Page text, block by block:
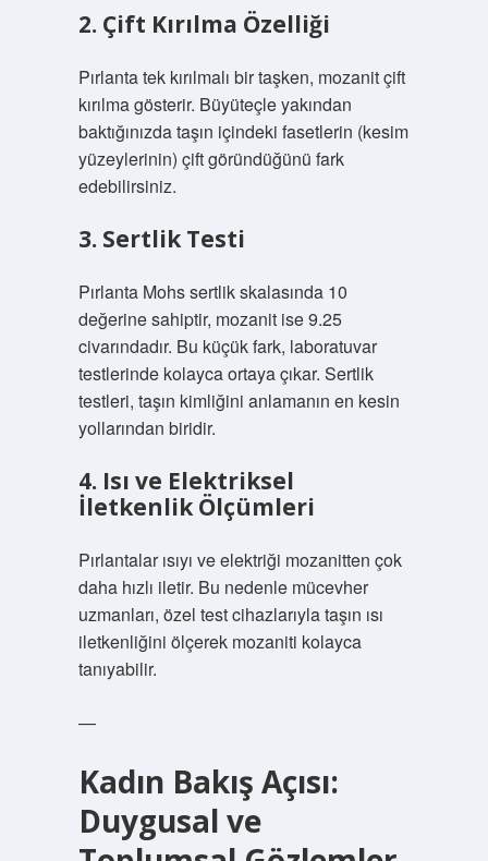
2. Çift Kırılma Özelliği
Pırlanta tek kırılmalı bir taşken, mozanit çift
kırılma gösterir. Büyüteçle yakından
baktığınızda taşın içindeki fasetlerin (kesim
yüzeylerinin) çift göründüğünü fark
edebilirsiniz.
3. Sertlik Testi
Pırlanta Mohs sertlik skalasında 10
değerine sahiptir, mozanit ise 9.25
civarındadır. Bu küçük fark, laboratuvar
testlerinde kolayca ortaya çıkar. Sertlik
testleri, taşın kimliğini anlamanın en kesin
yollarından biridir.
4. Isı ve Elektriksel
İletkenlik Ölçümleri
Pırlantalar ısıyı ve elektriği mozanitten çok
daha hızlı iletir. Bu nedenle mücevher
uzmanları, özel test cihazlarıyla taşın ısı
iletkenliğini ölçerek mozaniti kolayca
tanıyabilir.
—
Kadın Bakış Açısı:
Duygusal ve